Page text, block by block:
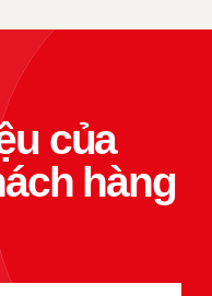
của
hàng